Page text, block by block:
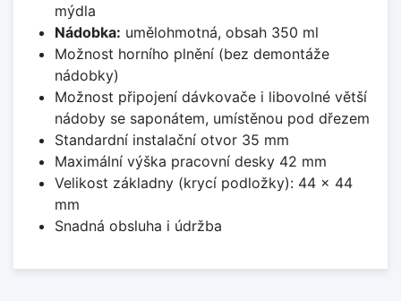
mýdla
Nádobka: umělohmotná, obsah 350 ml
Možnost horního plnění (bez demontáže
nádobky)
Možnost připojení dávkovače i libovolné větší
nádoby se saponátem, umístěnou pod dřezem
Standardní instalační otvor 35 mm
Maximální výška pracovní desky 42 mm
Velikost základny (krycí podložky): 44 x 44
mm
Snadná obsluha i údržba